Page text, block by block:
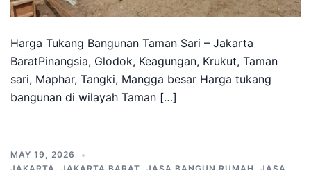
Harga Tukang Bangunan Taman Sari – Jakarta
BaratPinangsia, Glodok, Keagungan, Krukut, Taman
sari, Maphar, Tangki, Mangga besar Harga tukang
bangunan di wilayah Taman […]
MAY 19, 2026